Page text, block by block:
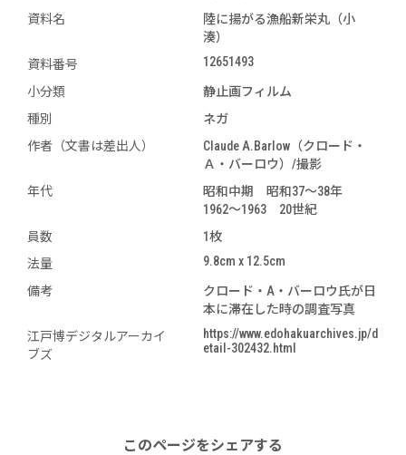
資料名
陸に揚がる漁船新栄丸（小
湊）
資料番号
12651493
小分類
静止画フィルム
種別
ネガ
作者（文書は差出人）
Claude A.Barlow（クロード・
Ａ・バーロウ）/撮影
年代
昭和中期 昭和37～38年
1962～1963 20世紀
員数
1枚
法量
9.8cm x 12.5cm
備考
クロード・A・バーロウ氏が日
本に滞在した時の調査写真
江戸博デジタルアーカイ
ブズ
https://www.edohakuarchives.jp/d
etail-302432.html
このページをシェアする